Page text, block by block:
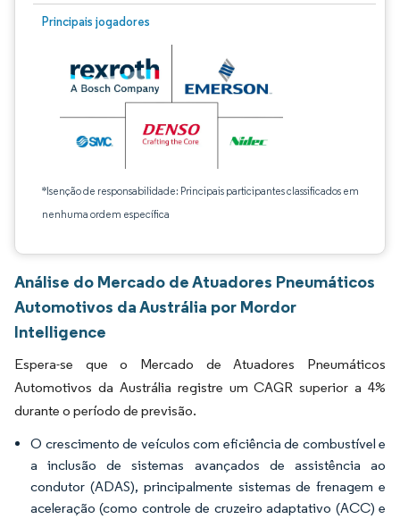
Principais jogadores
*Isenção de responsabilidade: Principais participantes classificados em
nenhuma ordem específica
Análise do Mercado de Atuadores Pneumáticos
Automotivos da Austrália por Mordor
Intelligence
Espera-se que o Mercado de Atuadores Pneumáticos
Automotivos da Austrália registre um CAGR superior a 4%
durante o período de previsão.
O crescimento de veículos com eficiência de combustível e
a inclusão de sistemas avançados de assistência ao
condutor (ADAS), principalmente sistemas de frenagem e
aceleração (como controle de cruzeiro adaptativo (ACC) e